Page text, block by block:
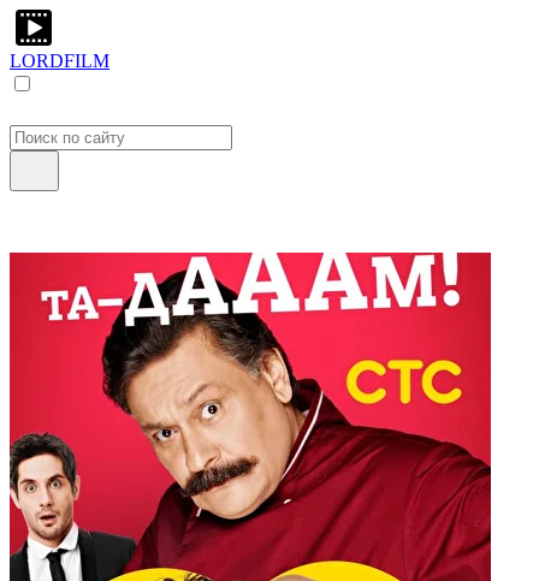
LORDFILM